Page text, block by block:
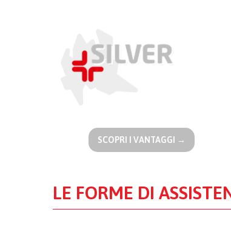
SCOPRI I VANTAGGI →
LE FORME DI